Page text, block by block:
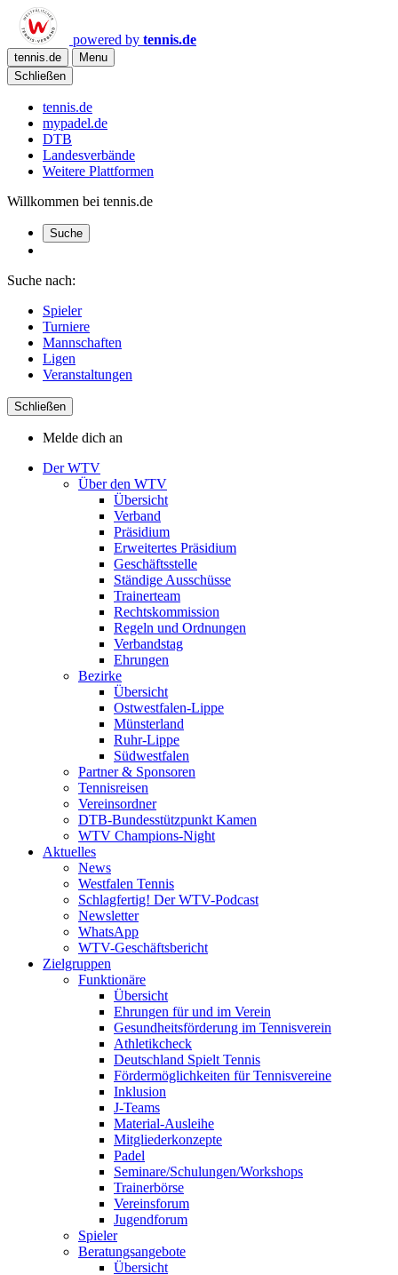
powered by tennis.de
tennis.de
Menu
Schließen
tennis.de
mypadel.de
DTB
Landesverbände
Weitere Plattformen
Willkommen bei tennis.de
Suche
Suche nach:
Spieler
Turniere
Mannschaften
Ligen
Veranstaltungen
Schließen
Melde dich an
Der WTV
Über den WTV
Übersicht
Verband
Präsidium
Erweitertes Präsidium
Geschäftsstelle
Ständige Ausschüsse
Trainerteam
Rechtskommission
Regeln und Ordnungen
Verbandstag
Ehrungen
Bezirke
Übersicht
Ostwestfalen-Lippe
Münsterland
Ruhr-Lippe
Südwestfalen
Partner & Sponsoren
Tennisreisen
Vereinsordner
DTB-Bundesstützpunkt Kamen
WTV Champions-Night
Aktuelles
News
Westfalen Tennis
Schlagfertig! Der WTV-Podcast
Newsletter
WhatsApp
WTV-Geschäftsbericht
Zielgruppen
Funktionäre
Übersicht
Ehrungen für und im Verein
Gesundheitsförderung im Tennisverein
Athletikcheck
Deutschland Spielt Tennis
Fördermöglichkeiten für Tennisvereine
Inklusion
J-Teams
Material-Ausleihe
Mitgliederkonzepte
Padel
Seminare/Schulungen/Workshops
Trainerbörse
Vereinsforum
Jugendforum
Spieler
Beratungsangebote
Übersicht